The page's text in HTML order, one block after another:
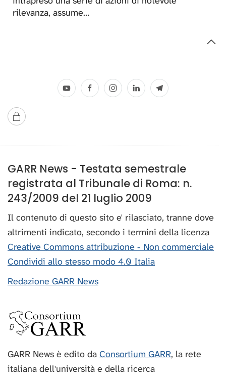
rilevanza, assume…
GARR News - Testata semestrale
registrata al Tribunale di Roma: n.
243/2009 del 21 luglio 2009
Il contenuto di questo sito e' rilasciato, tranne dove
altrimenti indicato, secondo i termini della licenza
Creative Commons attribuzione - Non commerciale
Condividi allo stesso modo 4.0 Italia
Redazione GARR News
GARR News è edito da Consortium GARR, la rete
italiana dell'università e della ricerca